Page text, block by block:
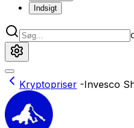
Indsigt
Kryptopriser -Invesco